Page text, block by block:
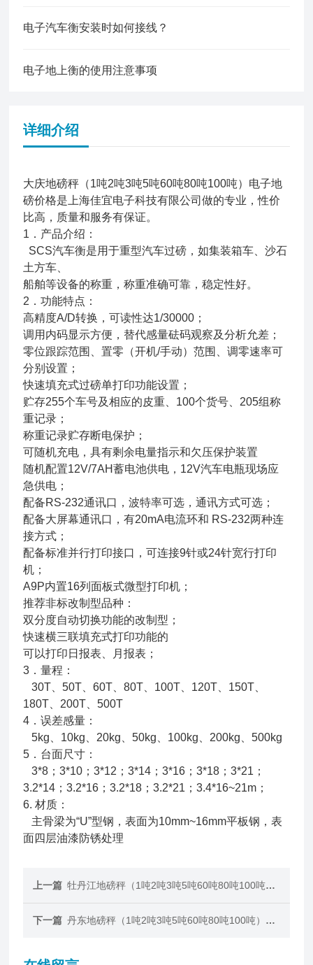
电子汽车衡安装时如何接线？
电子地上衡的使用注意事项
详细介绍
大庆地磅秤（1吨2吨3吨5吨60吨80吨100吨）电子地
磅价格是上海佳宜电子科技有限公司做的专业，性价
比高，质量和服务有保证。
1．产品介绍：
SCS汽车衡是用于重型汽车过磅，如集装箱车、沙石
土方车、
船舶等设备的称重，称重准确可靠，稳定性好。
2．功能特点：
高精度A/D转换，可读性达1/30000；
调用内码显示方便，替代感量砝码观察及分析允差；
零位跟踪范围、置零（开机/手动）范围、调零速率可
分别设置；
快速填充式过磅单打印功能设置；
贮存255个车号及相应的皮重、100个货号、205组称
重记录；
称重记录贮存断电保护；
可随机充电，具有剩余电量指示和欠压保护装置
随机配置12V/7AH蓄电池供电，12V汽车电瓶现场应
急供电；
配备RS-232通讯口，波特率可选，通讯方式可选；
配备大屏幕通讯口，有20mA电流环和 RS-232两种连
接方式；
配备标准并行打印接口，可连接9针或24针宽行打印
机；
A9P内置16列面板式微型打印机；
推荐非标改制型品种：
双分度自动切换功能的改制型；
快速横三联填充式打印功能的
可以打印日报表、月报表；
3．量程：
30T、50T、60T、80T、100T、120T、150T、
180T、200T、500T
4．误差感量：
5kg、10kg、20kg、50kg、100kg、200kg、500kg
5．台面尺寸：
3*8；3*10；3*12；3*14；3*16；3*18；3*21；
3.2*14；3.2*16；3.2*18；3.2*21；3.4*16~21m；
6. 材质：
主骨梁为“U”型钢，表面为10mm~16mm平板钢，表
面四层油漆防锈处理
上一篇 牡丹江地磅秤（1吨2吨3吨5吨60吨80吨100吨）电子地磅价格
下一篇 丹东地磅秤（1吨2吨3吨5吨60吨80吨100吨）电子地磅价格